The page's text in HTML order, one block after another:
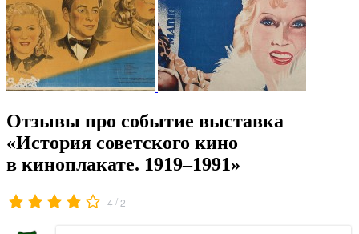
Отзывы про событие выставка
«История советского кино
в киноплакате. 1919–1991»
4 /2